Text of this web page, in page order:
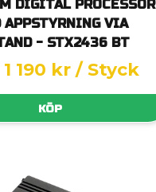
DIGITAL PROCESSOR
APPSTYRNING VIA
- STX2436 BT
1 190 kr / Styck
KÖP